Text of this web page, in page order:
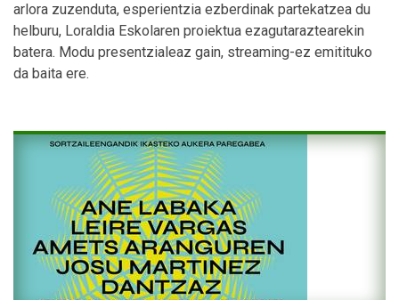
arlora zuzenduta, esperientzia ezberdinak partekatzea du
helburu, Loraldia Eskolaren proiektua ezagutaraztearekin
batera. Modu presentzialeaz gain, streaming-ez emitituko
da baita ere.